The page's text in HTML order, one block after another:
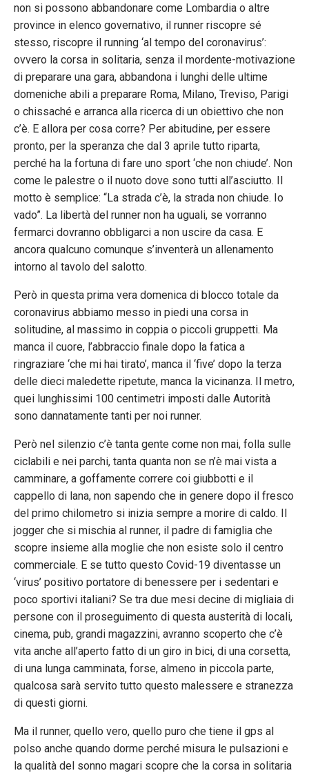
non si possono abbandonare come Lombardia o altre
province in elenco governativo, il runner riscopre sé
stesso, riscopre il running ‘al tempo del coronavirus’:
ovvero la corsa in solitaria, senza il mordente-motivazione
di preparare una gara, abbandona i lunghi delle ultime
domeniche abili a preparare Roma, Milano, Treviso, Parigi
o chissaché e arranca alla ricerca di un obiettivo che non
c’è. E allora per cosa corre? Per abitudine, per essere
pronto, per la speranza che dal 3 aprile tutto riparta,
perché ha la fortuna di fare uno sport ‘che non chiude’. Non
come le palestre o il nuoto dove sono tutti all’asciutto. Il
motto è semplice: “La strada c’è, la strada non chiude. Io
vado”. La libertà del runner non ha uguali, se vorranno
fermarci dovranno obbligarci a non uscire da casa. E
ancora qualcuno comunque s’inventerà un allenamento
intorno al tavolo del salotto.
Però in questa prima vera domenica di blocco totale da
coronavirus abbiamo messo in piedi una corsa in
solitudine, al massimo in coppia o piccoli gruppetti. Ma
manca il cuore, l’abbraccio finale dopo la fatica a
ringraziare ‘che mi hai tirato’, manca il ‘five’ dopo la terza
delle dieci maledette ripetute, manca la vicinanza. Il metro,
quei lunghissimi 100 centimetri imposti dalle Autorità
sono dannatamente tanti per noi runner.
Però nel silenzio c’è tanta gente come non mai, folla sulle
ciclabili e nei parchi, tanta quanta non se n’è mai vista a
camminare, a goffamente correre coi giubbotti e il
cappello di lana, non sapendo che in genere dopo il fresco
del primo chilometro si inizia sempre a morire di caldo. Il
jogger che si mischia al runner, il padre di famiglia che
scopre insieme alla moglie che non esiste solo il centro
commerciale. E se tutto questo Covid-19 diventasse un
‘virus’ positivo portatore di benessere per i sedentari e
poco sportivi italiani? Se tra due mesi decine di migliaia di
persone con il proseguimento di questa austerità di locali,
cinema, pub, grandi magazzini, avranno scoperto che c’è
vita anche all’aperto fatto di un giro in bici, di una corsetta,
di una lunga camminata, forse, almeno in piccola parte,
qualcosa sarà servito tutto questo malessere e stranezza
di questi giorni.
Ma il runner, quello vero, quello puro che tiene il gps al
polso anche quando dorme perché misura le pulsazioni e
la qualità del sonno magari scopre che la corsa in solitaria